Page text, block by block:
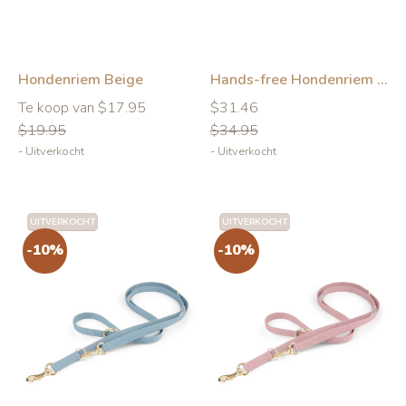
-10%
Hondenriem Beige
Te koop van $17.95
Normale
prijs
$19.95
- Uitverkocht
-10%
Hands-free Hondenriem Beige
Normale
prijs
$31.46
Normale
prijs
$34.95
- Uitverkocht
UITVERKOCHT UITVERKOCHT